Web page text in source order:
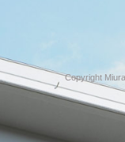
Copyright